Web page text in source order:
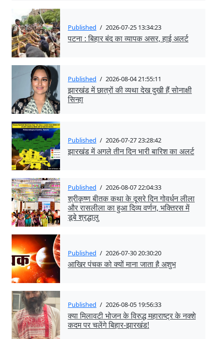
Published / 2026-07-25 13:34:23
पटना : बिहार बंद का व्यापक असर, हाई अलर्ट
Published / 2026-08-04 21:55:11
झारखंड में छात्रों की व्यथा देख दुखी हैं सोनाक्षी
सिन्हा
Published / 2026-07-27 23:28:42
झारखंड में अगले तीन दिन भारी बारिश का अलर्ट
Published / 2026-08-07 22:04:33
श्रीकृष्ण बीतक कथा के दूसरे दिन गोवर्धन लीला
और रासलीला का हुआ दिव्य वर्णन, भक्तिरस में
डूबे श्रद्धालु
Published / 2026-07-30 20:30:20
आखिर पंचक को क्यों माना जाता है अशुभ
Published / 2026-08-05 19:56:33
क्या मिलावटी भोजन के विरुद्ध महाराष्ट्र के नक्शे
कदम पर चलेंगे बिहार-झारखंड!